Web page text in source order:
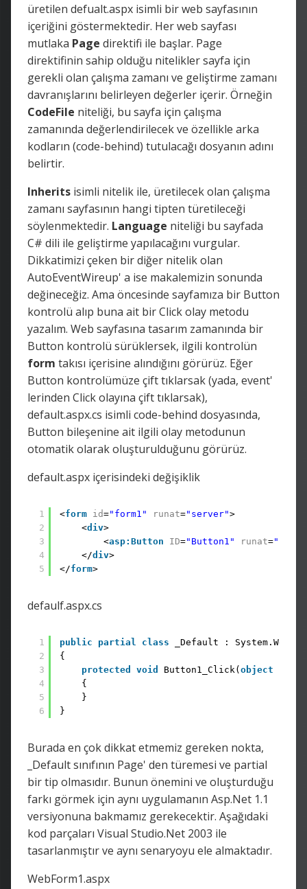
üretilen defualt.aspx isimli bir web sayfasının
içeriğini göstermektedir. Her web sayfası
mutlaka Page direktifi ile başlar. Page
direktifinin sahip olduğu nitelikler sayfa için
gerekli olan çalışma zamanı ve geliştirme zamanı
davranışlarını belirleyen değerler içerir. Örneğin
CodeFile niteliği, bu sayfa için çalışma
zamanında değerlendirilecek ve özellikle arka
kodların (code-behind) tutulacağı dosyanın adını
belirtir.
Inherits isimli nitelik ile, üretilecek olan çalışma
zamanı sayfasının hangi tipten türetileceği
söylenmektedir. Language niteliği bu sayfada
C# dili ile geliştirme yapılacağını vurgular.
Dikkatimizi çeken bir diğer nitelik olan
AutoEventWireup' a ise makalemizin sonunda
değineceğiz. Ama öncesinde sayfamıza bir Button
kontrolü alıp buna ait bir Click olay metodu
yazalım. Web sayfasına tasarım zamanında bir
Button kontrolü sürüklersek, ilgili kontrolün
form takısı içerisine alındığını görürüz. Eğer
Button kontrolümüze çift tıklarsak (yada, event'
lerinden Click olayına çift tıklarsak),
default.aspx.cs isimli code-behind dosyasında,
Button bileşenine ait ilgili olay metodunun
otomatik olarak oluşturulduğunu görürüz.
default.aspx içerisindeki değişiklik
1
2
3
4
5
<form id="form1" runat="server">
<div>
<asp:Button ID="Button1" runat=
</div>
</form>
defaulf.aspx.cs
1
2
3
4
5
6
public partial class
_Default :
{
protected
void Button1_Click( object
{
}
}
Burada en çok dikkat etmemiz gereken nokta,
_Default sınıfının Page' den türemesi ve partial
bir tip olmasıdır. Bunun önemini ve oluşturduğu
farkı görmek için aynı uygulamanın Asp.Net 1.1
versiyonuna bakmamız gerekecektir. Aşağıdaki
kod parçaları Visual Studio.Net 2003 ile
tasarlanmıştır ve aynı senaryoyu ele almaktadır.
WebForm1.aspx